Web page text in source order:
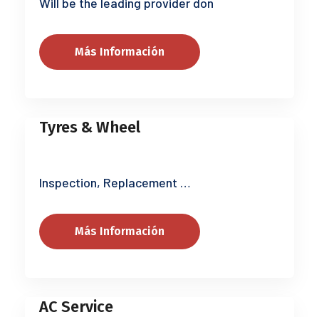
Más Información
Tyres & Wheel
Inspection, Replacement …
Más Información
AC Service